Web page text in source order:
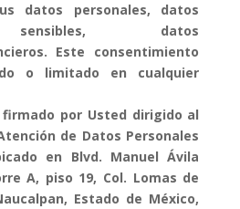
datos personales, datos
sensibles, datos
Este consentimiento
o limitado en cualquier
por Usted dirigido al
de Datos Personales
en Blvd. Manuel Ávila
A, piso 19, Col. Lomas de
Estado de México,